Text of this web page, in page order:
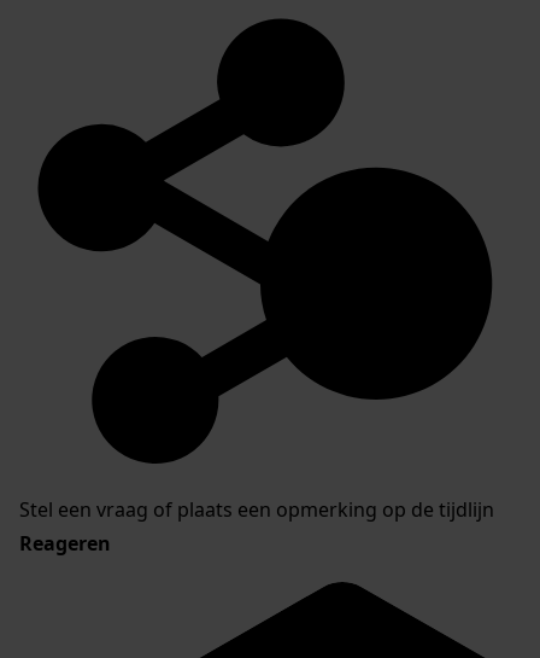
Stel een vraag of plaats een opmerking op de tijdlijn
Reageren